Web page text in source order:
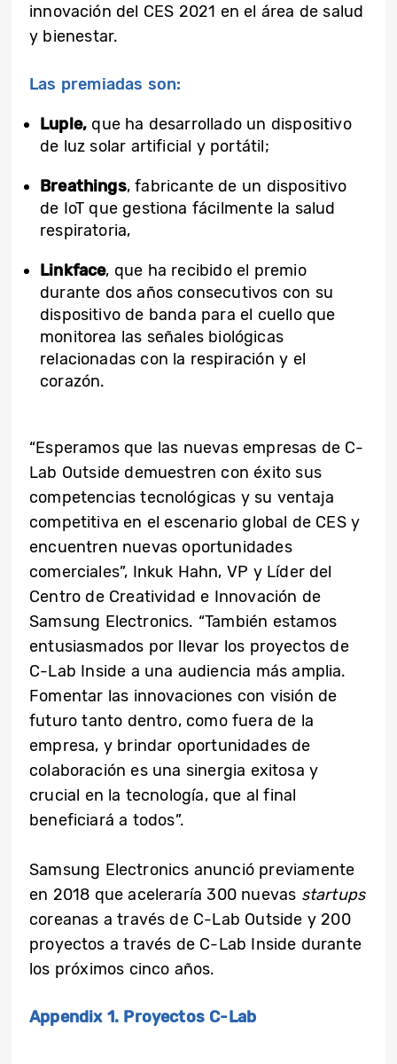
innovación del CES 2021 en el área de salud
y bienestar.
Las premiadas son:
Luple, que ha desarrollado un dispositivo
de luz solar artificial y portátil;
Breathings, fabricante de un dispositivo
de IoT que gestiona fácilmente la salud
respiratoria,
Linkface, que ha recibido el premio
durante dos años consecutivos con su
dispositivo de banda para el cuello que
monitorea las señales biológicas
relacionadas con la respiración y el
corazón.
“Esperamos que las nuevas empresas de C-
Lab Outside demuestren con éxito sus
competencias tecnológicas y su ventaja
competitiva en el escenario global de CES y
encuentren nuevas oportunidades
comerciales”, Inkuk Hahn, VP y Líder del
Centro de Creatividad e Innovación de
Samsung Electronics. “También estamos
entusiasmados por llevar los proyectos de
C-Lab Inside a una audiencia más amplia.
Fomentar las innovaciones con visión de
futuro tanto dentro, como fuera de la
empresa, y brindar oportunidades de
colaboración es una sinergia exitosa y
crucial en la tecnología, que al final
beneficiará a todos”.
Samsung Electronics anunció previamente
en 2018 que aceleraría 300 nuevas startups
coreanas a través de C-Lab Outside y 200
proyectos a través de C-Lab Inside durante
los próximos cinco años.
Appendix 1. Proyectos C-Lab